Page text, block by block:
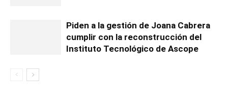
Piden a la gestión de Joana Cabrera
cumplir con la reconstrucción del
Instituto Tecnológico de Ascope